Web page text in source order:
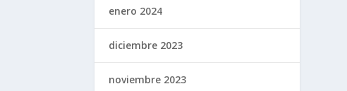
enero 2024
diciembre 2023
noviembre 2023